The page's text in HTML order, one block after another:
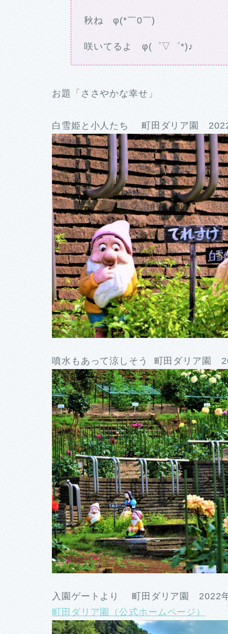
秋ね φ(*￣0￣)
咲いてるよ φ(゜▽゜*)♪
お題「ささやかな幸せ」
白雪姫と小人たち 町田ダリア園
噴水もあって涼しそう 町田ダリア園
入園ゲートより 町田ダリア園 2022
町田ダリア園（公式ホームページ）